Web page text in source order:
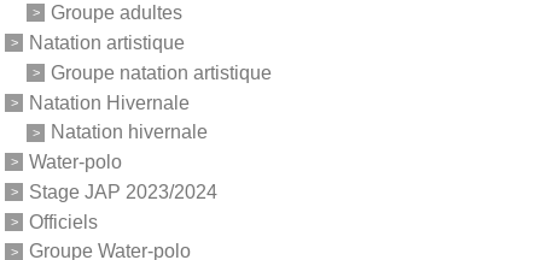
Groupe adultes
Natation artistique
Groupe natation artistique
Natation Hivernale
Natation hivernale
Water-polo
Stage JAP 2023/2024
Officiels
Groupe Water-polo